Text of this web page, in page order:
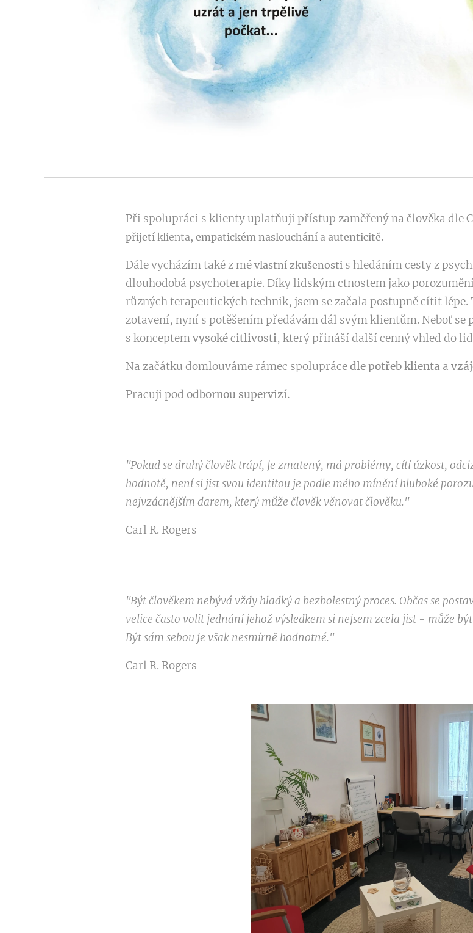
Při spolupráci s klienty uplatňuji přístup zaměřený na člověka dle
přijetí klienta, empatickém naslouchání a autenticitě.
Dále vycházím také z mé vlastní zkušenostis hledáním cesty z
dlouhodobá psychoterapie. Díky lidským ctnostem jako
různých terapeutických technik, jsem se začala postupně cítit
zotavení, nyní s potěšením předávám dál svým klientům. Neboť
s konceptemvysoké citlivosti, který přináší další cenný vhled do
Na začátku domlouváme rámec spoluprácedle potřeb klienta a
Pracuji pod odbornou supervizí.
"Pokud se druhý člověk trápí, je zmatený, má problémy, cítí úzkost,
hodnotě, není si jist svou identitou je podle mého mínění hluboké
nejvzácnějším darem, který může člověk věnovat člověku."
Carl R. Rogers
"Být člověkem nebývá vždy hladký a bezbolestný proces. Občas se
velice často volit jednání jehož výsledkem si nejsem zcela jist - může
Být sám sebou je však nesmírně hodnotné."
Carl R. Rogers